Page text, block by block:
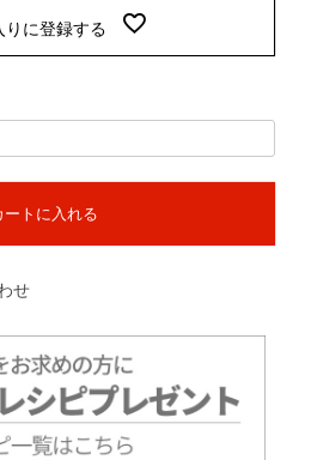
りに登録する
ートに入れる
せ